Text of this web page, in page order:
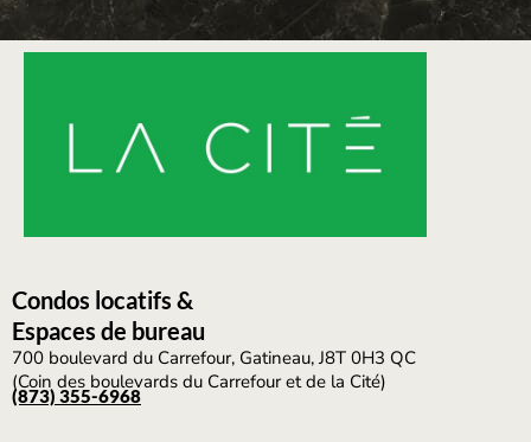
Condos locatifs &
Espaces de bureau
700 boulevard du Carrefour, Gatineau, J8T 0H3 QC
(Coin des boulevards du Carrefour et de la Cité)
(873) 355-6968